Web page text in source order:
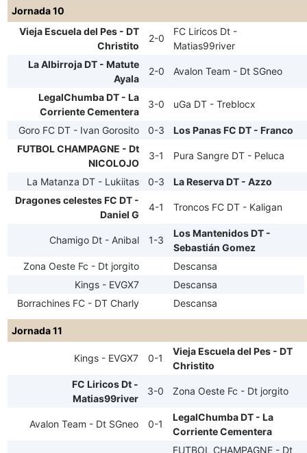
Jornada 10
Vieja Escuela del Pes - DT
Christito
2-0
FC Liricos Dt -
Matias99river
La Albirroja DT - Matute
Ayala
2-0 Avalon Team - Dt SGneo
LegalChumba DT - La
Corriente Cementera
3-0 uGa DT - Treblocx
Goro FC DT - Ivan Gorosito 0-3
Los Panas FC DT - Franco
FUTBOL CHAMPAGNE - Dt
NICOLOJO
3-1 Pura Sangre DT - Peluca
La Matanza DT - Lukiitas 0-3
La Reserva DT - Azzo
Dragones celestes FC DT -
Daniel G
4-1 Troncos FC DT - Kaligan
Chamigo Dt - Anibal 1-3
Los Mantenidos DT -
Sebastián Gomez
Zona Oeste Fc - Dt jorgito
Descansa
Kings - EVGX7
Descansa
Borrachines FC - DT Charly
Descansa
Jornada 11
Kings - EVGX7 0-1
Vieja Escuela del Pes - DT
Christito
FC Liricos Dt -
Matias99river
3-0 Zona Oeste Fc - Dt jorgito
Avalon Team - Dt SGneo 0-1
LegalChumba DT - La
Corriente Cementera
FUTBOL CHAMPAGNE - Dt